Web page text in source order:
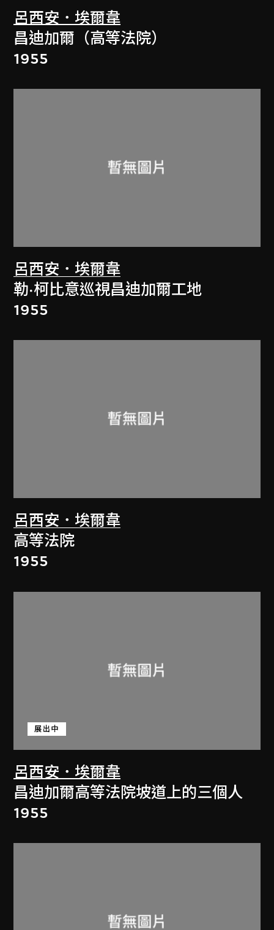
呂西安．埃爾韋
昌迪加爾（高等法院）
1955
呂西安．埃爾韋
勒·柯比意巡視昌迪加爾工地
1955
呂西安．埃爾韋
高等法院
1955
呂西安．埃爾韋
展出中
昌迪加爾高等法院坡道上的三個人
1955